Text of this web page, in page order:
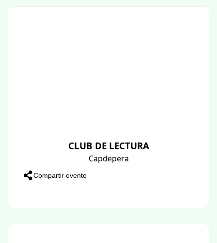
CLUB DE LECTURA
Capdepera
Compartir evento